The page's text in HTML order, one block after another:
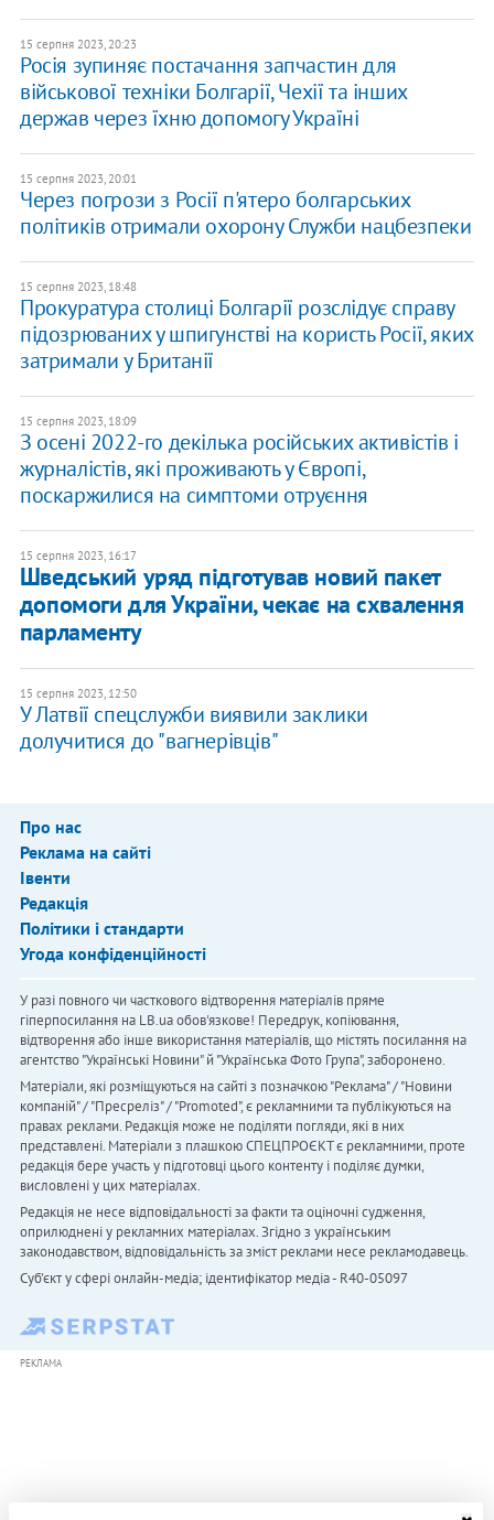
15 серпня 2023, 20:23
Росія зупиняє постачання запчастин для
військової техніки Болгарії, Чехії та інших
держав через їхню допомогу Україні
15 серпня 2023, 20:01
Через погрози з Росії п'ятеро болгарських
політиків отримали охорону Служби нацбезпеки
15 серпня 2023, 18:48
Прокуратура столиці Болгарії розслідує справу
підозрюваних у шпигунстві на користь Росії, яких
затримали у Британії
15 серпня 2023, 18:09
З осені 2022-го декілька російських активістів і
журналістів, які проживають у Європі,
поскаржилися на симптоми отруєння
15 серпня 2023, 16:17
​Шведський уряд підготував новий пакет
допомоги для України, чекає на схвалення
парламенту
15 серпня 2023, 12:50
У Латвії спецслужби виявили заклики
долучитися до "вагнерівців"
Про нас
Реклама на сайті
Івенти
Редакція
Політики і стандарти
Угода конфіденційності
У разі повного чи часткового відтворення матеріалів пряме
гіперпосилання на LB.ua обов'язкове! Передрук, копіювання,
відтворення або інше використання матеріалів, що містять посилання на
агентство "Українськi Новини" й "Українська Фото Група", заборонено.
Матеріали, які розміщуються на сайті з позначкою "Реклама" / "Новини
компаній" / "Пресреліз" / "Promoted", є рекламними та публікуються на
правах реклами. Редакція може не поділяти погляди, які в них
представлені. Матеріали з плашкою СПЕЦПРОЄКТ є рекламними, проте
редакція бере участь у підготовці цього контенту і поділяє думки,
висловлені у цих матеріалах.
Редакція не несе відповідальності за факти та оціночні судження,
оприлюднені у рекламних матеріалах. Згідно з українським
законодавством, відповідальність за зміст реклами несе рекламодавець.
Cуб'єкт у сфері онлайн-медіа; ідентифікатор медіа - R40-05097
РЕКЛАМА